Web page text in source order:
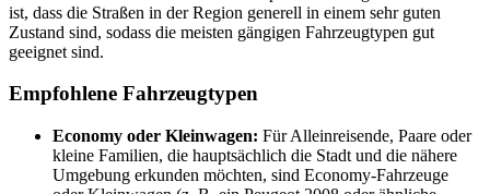
ist, dass die Straßen in der Region generell in einem sehr guten
Zustand sind, sodass die meisten gängigen Fahrzeugtypen gut
geeignet sind.
Empfohlene Fahrzeugtypen
Economy oder Kleinwagen: Für Alleinreisende, Paare oder
kleine Familien, die hauptsächlich die Stadt und die nähere
Umgebung erkunden möchten, sind Economy-Fahrzeuge